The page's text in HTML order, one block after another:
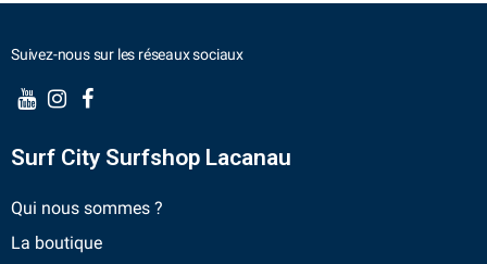
Suivez-nous sur les réseaux sociaux
Surf City Surfshop Lacanau
Qui nous sommes ?
La boutique